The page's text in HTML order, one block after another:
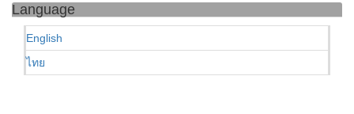
Language
English
ไทย